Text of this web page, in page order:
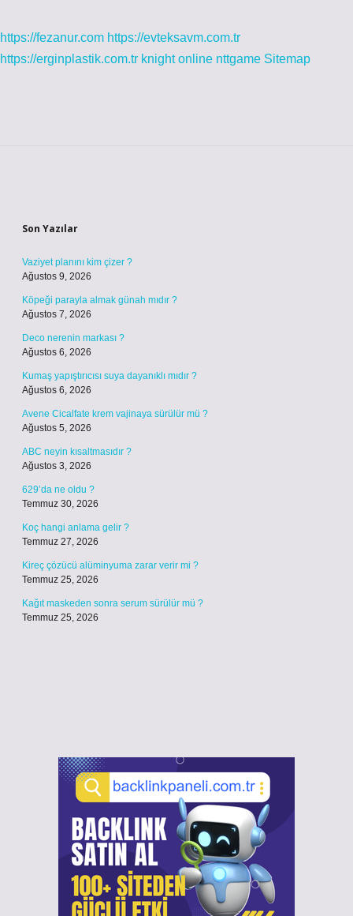
https://fezanur.com https://evteksavm.com.tr
https://erginplastik.com.tr knight online nttgame Sitemap
Son Yazılar
Vaziyet planını kim çizer ?
Ağustos 9, 2026
Köpeği parayla almak günah mıdır ?
Ağustos 7, 2026
Deco nerenin markası ?
Ağustos 6, 2026
Kumaş yapıştırıcısı suya dayanıklı mıdır ?
Ağustos 6, 2026
Avene Cicalfate krem vajinaya sürülür mü ?
Ağustos 5, 2026
ABC neyin kısaltmasıdır ?
Ağustos 3, 2026
629’da ne oldu ?
Temmuz 30, 2026
Koç hangi anlama gelir ?
Temmuz 27, 2026
Kireç çözücü alüminyuma zarar verir mi ?
Temmuz 25, 2026
Kağıt maskeden sonra serum sürülür mü ?
Temmuz 25, 2026